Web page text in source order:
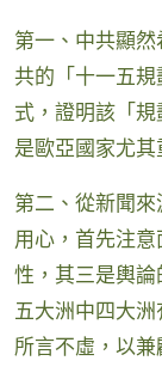
第一、中共顯
共的「十一五
式，證明該「
是歐亞國家尤其
第二、從新聞
用心，首先注
性，其三是輿論
五大洲中四大洲
所言不虛，以